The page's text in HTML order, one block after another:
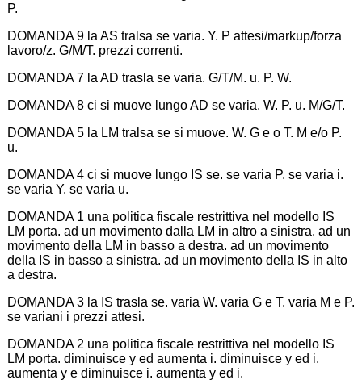
P.
DOMANDA 9 la AS tralsa se varia. Y. P attesi/markup/forza
lavoro/z. G/M/T. prezzi correnti.
DOMANDA 7 la AD trasla se varia. G/T/M. u. P. W.
DOMANDA 8 ci si muove lungo AD se varia. W. P. u. M/G/T.
DOMANDA 5 la LM tralsa se si muove. W. G e o T. M e/o P.
u.
DOMANDA 4 ci si muove lungo IS se. se varia P. se varia i.
se varia Y. se varia u.
DOMANDA 1 una politica fiscale restrittiva nel modello IS
LM porta. ad un movimento dalla LM in altro a sinistra. ad un
movimento della LM in basso a destra. ad un movimento
della IS in basso a sinistra. ad un movimento della IS in alto
a destra.
DOMANDA 3 la IS trasla se. varia W. varia G e T. varia M e P.
se variani i prezzi attesi.
DOMANDA 2 una politica fiscale restrittiva nel modello IS
LM porta. diminuisce y ed aumenta i. diminuisce y ed i.
aumenta y e diminuisce i. aumenta y ed i.